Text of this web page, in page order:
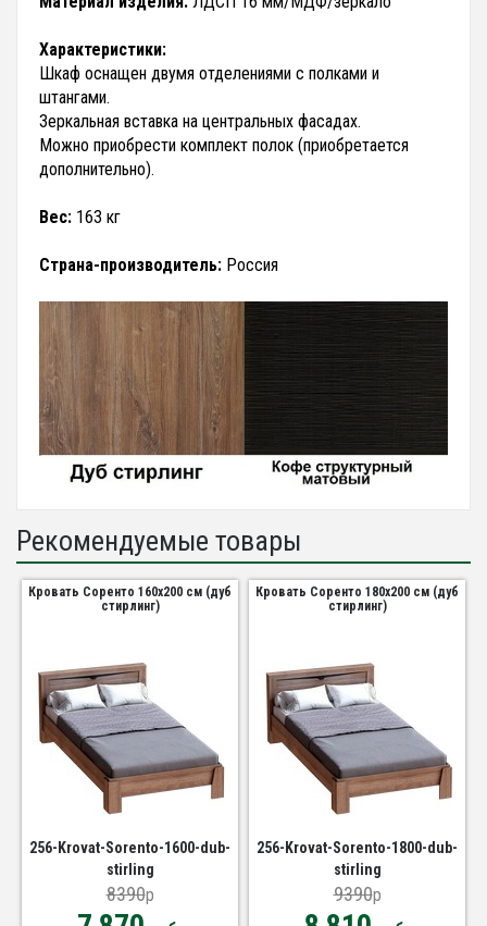
Характеристики:
Шкаф оснащен двумя отделениями с полками и
штангами.
Зеркальная вставка на центральных фасадах.
Можно приобрести комплект полок (приобретается
дополнительно).
Вес: 163 кг
Страна-производитель: Россия
Рекомендуемые товары
Кровать Соренто 160х200 см (дуб
стирлинг)
256-Krovat-Sorento-1600-dub-
stirling
8390p
Кровать Соренто 180х200 см (дуб
стирлинг)
256-Krovat-Sorento-1800-dub-
stirling
9390p